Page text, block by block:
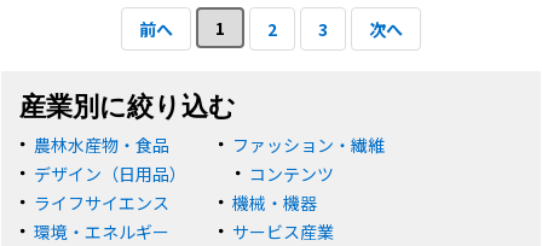
前へ 1 2 3 次へ
産業別に絞り込む
農林水産物・食品
ファッション・繊維
デザイン（日用品）
コンテンツ
ライフサイエンス
機械・機器
環境・エネルギー
サービス産業